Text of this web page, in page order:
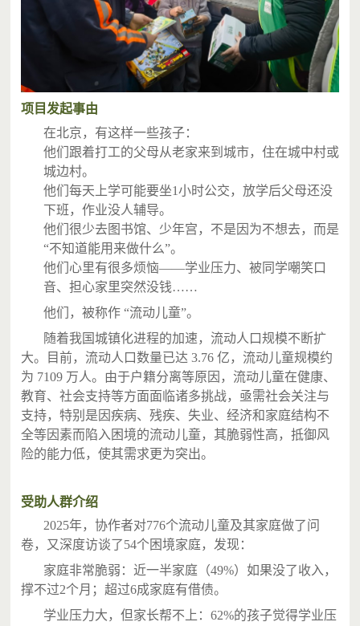
项目发起事由
在北京，有这样一些孩子：
他们跟着打工的父母从老家来到城市，住在城中村或
城边村。
他们每天上学可能要坐1小时公交，放学后父母还没
下班，作业没人辅导。
他们很少去图书馆、少年宫，不是因为不想去，而是
“不知道能用来做什么”。
他们心里有很多烦恼——学业压力、被同学嘲笑口
音、担心家里突然没钱……
他们，被称作 “流动儿童”。
随着我国城镇化进程的加速，流动人口规模不断扩
大。目前，流动人口数量已达 3.76 亿，流动儿童规模约
为 7109 万人。由于户籍分离等原因，流动儿童在健康、
教育、社会支持等方面面临诸多挑战，亟需社会关注与
支持，特别是因疾病、残疾、失业、经济和家庭结构不
全等因素而陷入困境的流动儿童，其脆弱性高，抵御风
险的能力低，使其需求更为突出。
受助人群介绍
2025年，协作者对776个流动儿童及其家庭做了问
卷，又深度访谈了54个困境家庭，发现：
家庭非常脆弱：近一半家庭（49%）如果没了收入，
撑不过2个月；超过6成家庭有借债。
学业压力大，但家长帮不上：62%的孩子觉得学业压